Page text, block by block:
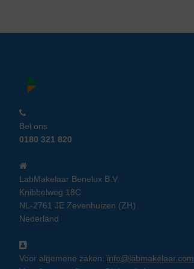
Bel ons
0180 321 820
LabMakelaar Benelux B.V.
Knibbelweg 18C
NL-2761 JE Zevenhuizen (ZH)
Nederland
Voor algemene zaken: info@labmakelaar.com